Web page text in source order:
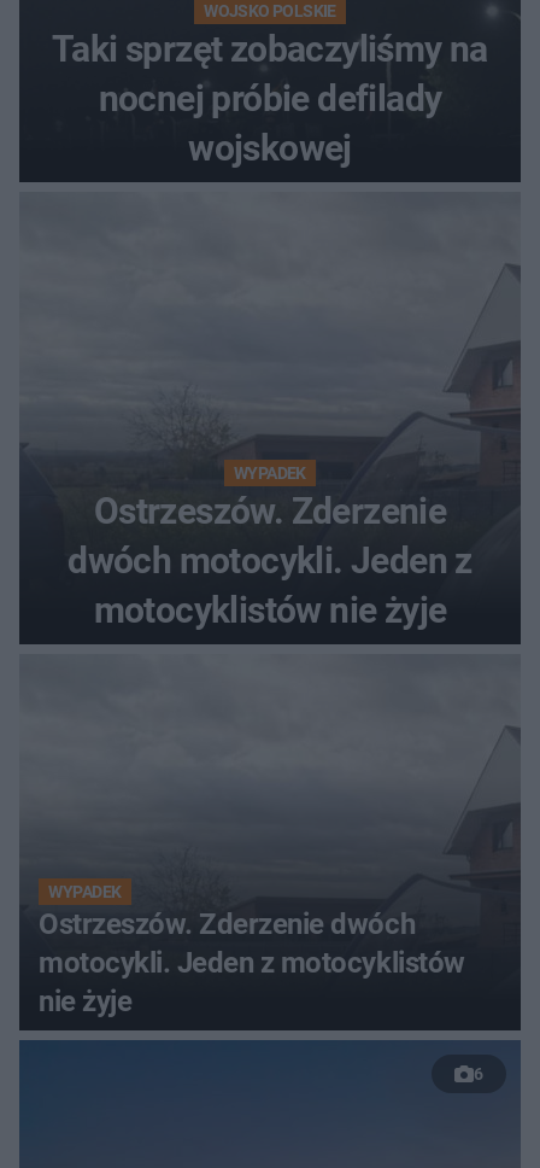
WOJSKO POLSKIE
Taki sprzęt zobaczyliśmy na
nocnej próbie defilady
wojskowej
WYPADEK
Ostrzeszów. Zderzenie
dwóch motocykli. Jeden z
motocyklistów nie żyje
WYPADEK
Ostrzeszów. Zderzenie dwóch
motocykli. Jeden z motocyklistów
nie żyje
6